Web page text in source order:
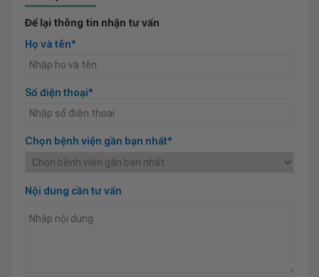
Để lại thông tin nhận tư vấn
Họ và tên*
Số điện thoại*
Chọn bệnh viện gần bạn nhất*
Nội dung cần tư vấn